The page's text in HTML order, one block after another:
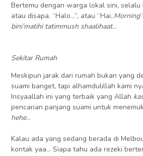
Bertemu dengan warga lokal sini, selalu
atau disapa, “Halo…”, atau “Hai..Morning
bini’matihi tatimmush shaalihaat…
Sekitar Rumah
Meskipun jarak dari rumah bukan yang
suami banget, tapi alhamdulillah kami
Insyaallah ini yang terbaik yang Allah
pencarian panjang suami untuk
hehe…
Kalau ada yang sedang berada di
kontak yaa… Siapa tahu ada rezeki